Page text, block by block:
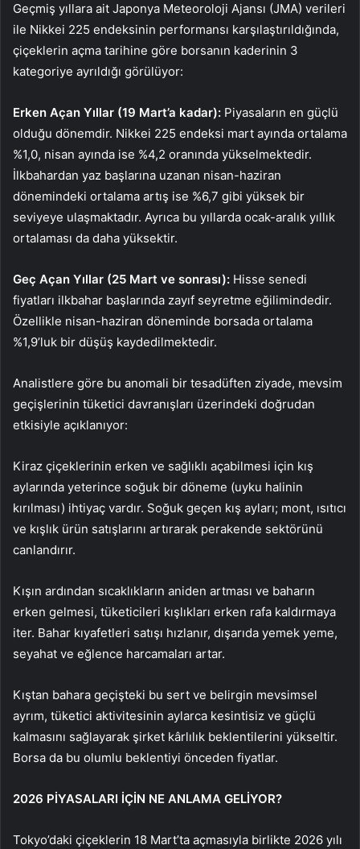
Geçmiş yıllara ait Japonya Meteoroloji Ajansı (JMA) verileri
ile Nikkei 225 endeksinin performansı karşılaştırıldığında,
çiçeklerin açma tarihine göre borsanın kaderinin 3
kategoriye ayrıldığı görülüyor:
Erken Açan Yıllar (19 Mart’a kadar): Piyasaların en güçlü
olduğu dönemdir. Nikkei 225 endeksi mart ayında ortalama
%1,0, nisan ayında ise %4,2 oranında yükselmektedir.
İlkbahardan yaz başlarına uzanan nisan-haziran
dönemindeki ortalama artış ise %6,7 gibi yüksek bir
seviyeye ulaşmaktadır. Ayrıca bu yıllarda ocak-aralık yıllık
ortalaması da daha yüksektir.
Geç Açan Yıllar (25 Mart ve sonrası): Hisse senedi
fiyatları ilkbahar başlarında zayıf seyretme eğilimindedir.
Özellikle nisan-haziran döneminde borsada ortalama
%1,9’luk bir düşüş kaydedilmektedir.
Analistlere göre bu anomali bir tesadüften ziyade, mevsim
geçişlerinin tüketici davranışları üzerindeki doğrudan
etkisiyle açıklanıyor:
Kiraz çiçeklerinin erken ve sağlıklı açabilmesi için kış
aylarında yeterince soğuk bir döneme (uyku halinin
kırılması) ihtiyaç vardır. Soğuk geçen kış ayları; mont, ısıtıcı
ve kışlık ürün satışlarını artırarak perakende sektörünü
canlandırır.
Kışın ardından sıcaklıkların aniden artması ve baharın
erken gelmesi, tüketicileri kışlıkları erken rafa kaldırmaya
iter. Bahar kıyafetleri satışı hızlanır, dışarıda yemek yeme,
seyahat ve eğlence harcamaları artar.
Kıştan bahara geçişteki bu sert ve belirgin mevsimsel
ayrım, tüketici aktivitesinin aylarca kesintisiz ve güçlü
kalmasını sağlayarak şirket kârlılık beklentilerini yükseltir.
Borsa da bu olumlu beklentiyi önceden fiyatlar.
2026 PİYASALARI İÇİN NE ANLAMA GELİYOR?
Tokyo’daki çiçeklerin 18 Mart’ta açmasıyla birlikte 2026 yılı